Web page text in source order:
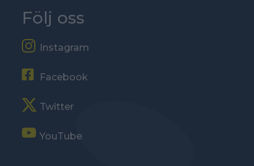
Följ oss
Instagram
Facebook
Twitter
YouTube